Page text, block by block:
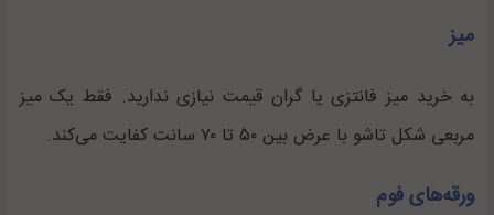
میز
به خرید میز فانتزی یا گران قیمت نیازی ندارید. فقط یک میز
مربعی شکل تاشو با عرض بین ۵۰ تا ۷۰ سانت کفایت می‌کند.
ورقه‌های فوم